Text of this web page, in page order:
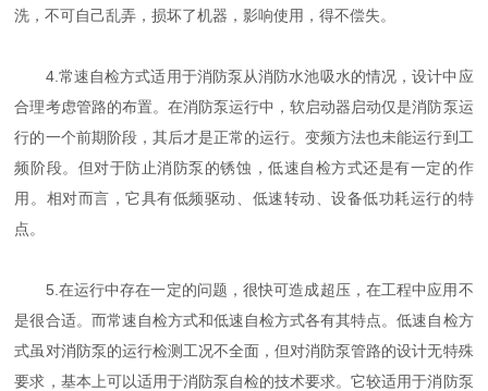
洗，不可自己乱弄，损坏了机器，影响使用，得不偿失。
4.常速自检方式适用于消防泵从消防水池吸水的情况，设计中应
合理考虑管路的布置。在消防泵运行中，软启动器启动仅是消防泵运
行的一个前期阶段，其后才是正常的运行。变频方法也未能运行到工
频阶段。但对于防止消防泵的锈蚀，低速自检方式还是有一定的作
用。相对而言，它具有低频驱动、低速转动、设备低功耗运行的特
点。
5.在运行中存在一定的问题，很快可造成超压，在工程中应用不
是很合适。而常速自检方式和低速自检方式各有其特点。低速自检方
式虽对消防泵的运行检测工况不全面，但对消防泵管路的设计无特殊
要求，基本上可以适用于消防泵自检的技术要求。它较适用于消防泵